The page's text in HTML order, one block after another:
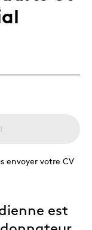
envoyer votre CV
est